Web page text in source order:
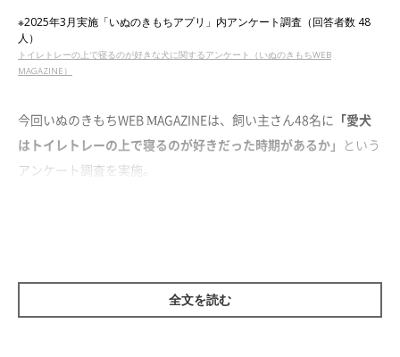
※2025年3月実施「いぬのきもちアプリ」内アンケート調査（回答者数 48
人）
トイレトレーの上で寝るのが好きな犬に関するアンケート（いぬのきもちWEB
MAGAZINE）
今回いぬのきもちWEB MAGAZINEは、飼い主さん48名に 「愛犬
はトイレトレーの上で寝るのが好きだった時期があるか」 という
アンケート調査を実施。
全文を読む